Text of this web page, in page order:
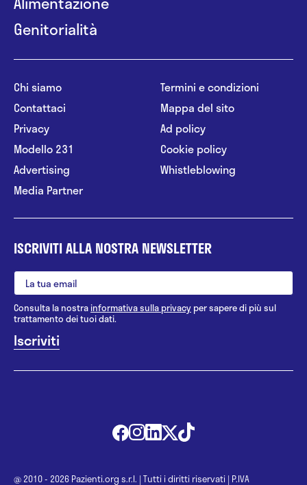
Genitorialità
Chi siamo
Contattaci
Privacy
Modello 231
Advertising
Media Partner
Termini e condizioni
Mappa del sito
Ad policy
Cookie policy
Whistleblowing
ISCRIVITI ALLA NOSTRA NEWSLETTER
Consulta la nostrainformativa sulla privacy per sapere di più sul
trattamento dei tuoi dati.
@ 2010 - 2026 Pazienti.org s.r.l. | Tutti i diritti riservati | P.IVA